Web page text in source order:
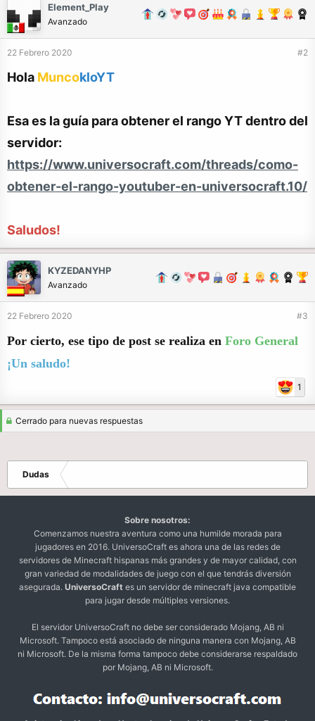
Element_Play
Avanzado
22 Febrero 2020 #2
Hola MuncokloYT
Esa es la guía para obtener el rango YT dentro del
servidor:
https://www.universocraft.com/threads/como-
obtener-el-rango-youtuber-en-universocraft.10/
Saludos!
KYZEDANYHP
Avanzado
22 Febrero 2020 #3
Por cierto, ese tipo de post se realiza en Foro General
¡Un saludo!
1
Cerrado para nuevas respuestas
Dudas
Sobre nosotros:
Comenzamos nuestra aventura como una humilde morada para
jugadores en 2016. UniversoCraft es ahora una de las redes de
servidores de Minecraft hispanas más grandes y de mayor calidad, con
gran variedad de modalidades de juego con el que tendrás diversión
asegurada. UniversoCraft es un servidor de minecraft java compatible
para jugar desde múltiples versiones.
El servidor UniversoCraft no debe ser considerado Mojang, AB ni
Microsoft. Tampoco está asociado de ninguna manera con Mojang, AB
ni Microsoft. De la misma forma tampoco debe considerarse respaldado
por Mojang, AB ni Microsoft.